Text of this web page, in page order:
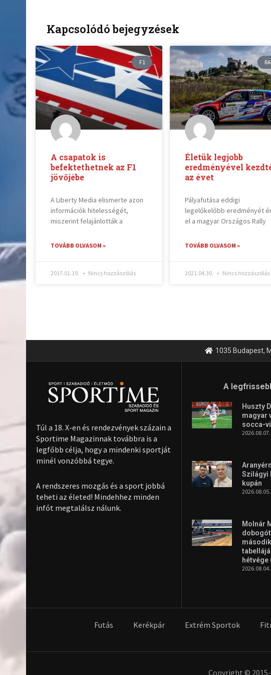
Kapcsolódó bejegyzések
F1
A csapatok is
befektethetnek az F1
jövőjébe
A Liberty Media elismerte azon
információk hitelességét,
miszerint felajánlották a
TOVÁBB OLVASOM »
2017.01.19. Nincs hozzászólás
Életük legjobb
eredményével
az évet
Pályafutása eddigi
legelőkelőbb eredményét
el a magyar Országos Rally
TOVÁBB OLVASOM »
2021.04.30. Nincs hozzászólás
1035 Budapest,
Túl a 18. X-en és rendezvények százain a
Sportime Magazinnak továbbra is a
legfőbb célja, hogy a mindenki sportját
minél vonzóbbá tegye.
A rendszeres mozgás és a sport jobbá
teheti az életed! Mindehhez minden
infót megtalálsz nálunk.
A
Huszty
magyar
socca-
2026.08.07.
Szilágyi
kupán
2026.08.05.
Molnár
hétvége
2026.08.04.
Futás Kerékpár Extrém Sportok
Copyright ©